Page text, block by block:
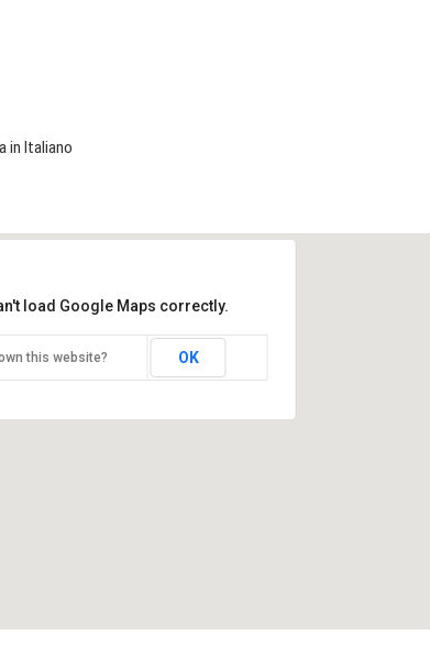
in Italiano
TOUR DELLA CITTÁ DI OAXACA
load Google Maps correctly.
this website? OK